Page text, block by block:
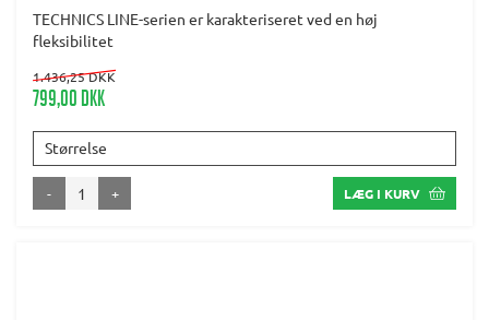
TECHNICS LINE-serien er karakteriseret ved en høj
fleksibilitet
1.436,25 DKK
799,00 DKK
Størrelse
- + LÆG I KURV